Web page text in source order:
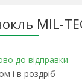
MIL-
до відправки
і в роздріб